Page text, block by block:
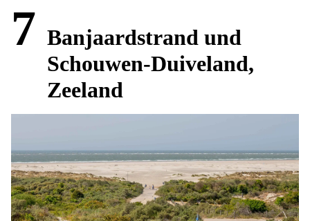
7 Banjaardstrand und
Schouwen-Duiveland,
Zeeland